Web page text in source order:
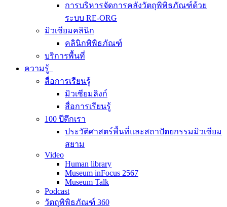
การบริหารจัดการคลังวัตถุพิพิธภัณฑ์ด้วย
ระบบ RE-ORG
มิวเซียมคลินิก
คลินิกพิพิธภัณฑ์
บริการพื้นที่
ความรู้
สื่อการเรียนรู้
มิวเซียมลิงก์
สื่อการเรียนรู้
100 ปีตึกเรา
ประวัติศาสตร์พื้นที่และสถาปัตยกรรมมิวเซียม
สยาม
Video
Human library
Museum inFocus 2567
Museum Talk
Podcast
วัตถุพิพิธภัณฑ์ 360